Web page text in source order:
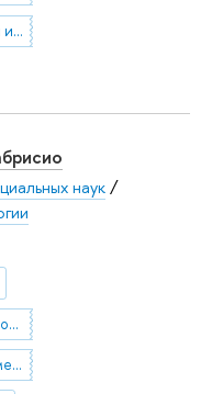
13.07.77 Методология и методы изучения культуры
наук/
сравнительные исследования
модели скрытых переменных